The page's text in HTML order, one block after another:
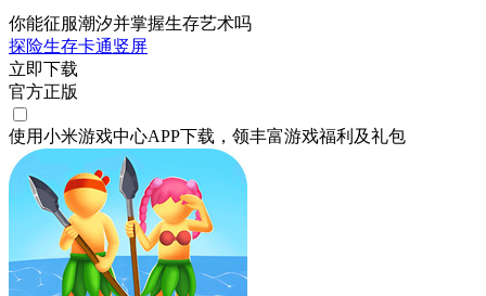
你能征服潮汐并掌握生存艺术吗
探险生存卡通竖屏
立即下载
官方正版
使用小米游戏中心APP下载 ，领丰富游戏福利 及礼包